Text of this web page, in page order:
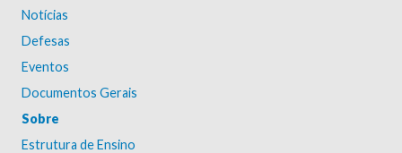
Notícias
Defesas
Eventos
Documentos Gerais
Sobre
Estrutura de Ensino